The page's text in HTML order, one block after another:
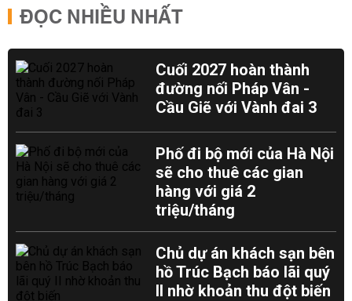
ĐỌC NHIỀU NHẤT
Cuối 2027 hoàn thành
đường nối Pháp Vân -
Cầu Giẽ với Vành đai 3
Phố đi bộ mới của Hà Nội
sẽ cho thuê các gian
hàng với giá 2
triệu/tháng
Chủ dự án khách sạn bên
hồ Trúc Bạch báo lãi quý
II nhờ khoản thu đột biến